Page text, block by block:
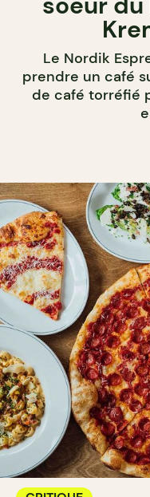
Le Nordik
prendre un café
de café torréfié